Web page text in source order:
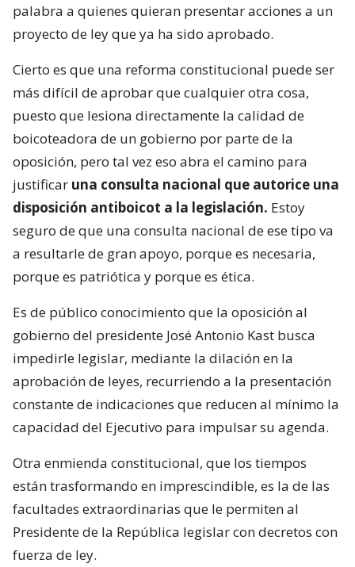
palabra a quienes quieran presentar acciones a un
proyecto de ley que ya ha sido aprobado.
Cierto es que una reforma constitucional puede ser
más difícil de aprobar que cualquier otra cosa,
puesto que lesiona directamente la calidad de
boicoteadora de un gobierno por parte de la
oposición, pero tal vez eso abra el camino para
justificar una consulta nacional que autorice una
disposición antiboicot a la legislación. Estoy
seguro de que una consulta nacional de ese tipo va
a resultarle de gran apoyo, porque es necesaria,
porque es patriótica y porque es ética.
Es de público conocimiento que la oposición al
gobierno del presidente José Antonio Kast busca
impedirle legislar, mediante la dilación en la
aprobación de leyes, recurriendo a la presentación
constante de indicaciones que reducen al mínimo la
capacidad del Ejecutivo para impulsar su agenda.
Otra enmienda constitucional, que los tiempos
están trasformando en imprescindible, es la de las
facultades extraordinarias que le permiten al
Presidente de la República legislar con decretos con
fuerza de ley.